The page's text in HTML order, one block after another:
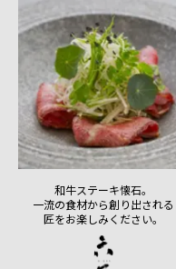
和牛ステーキ懐石。
一流の食材から創り出される
匠をお楽しみください。